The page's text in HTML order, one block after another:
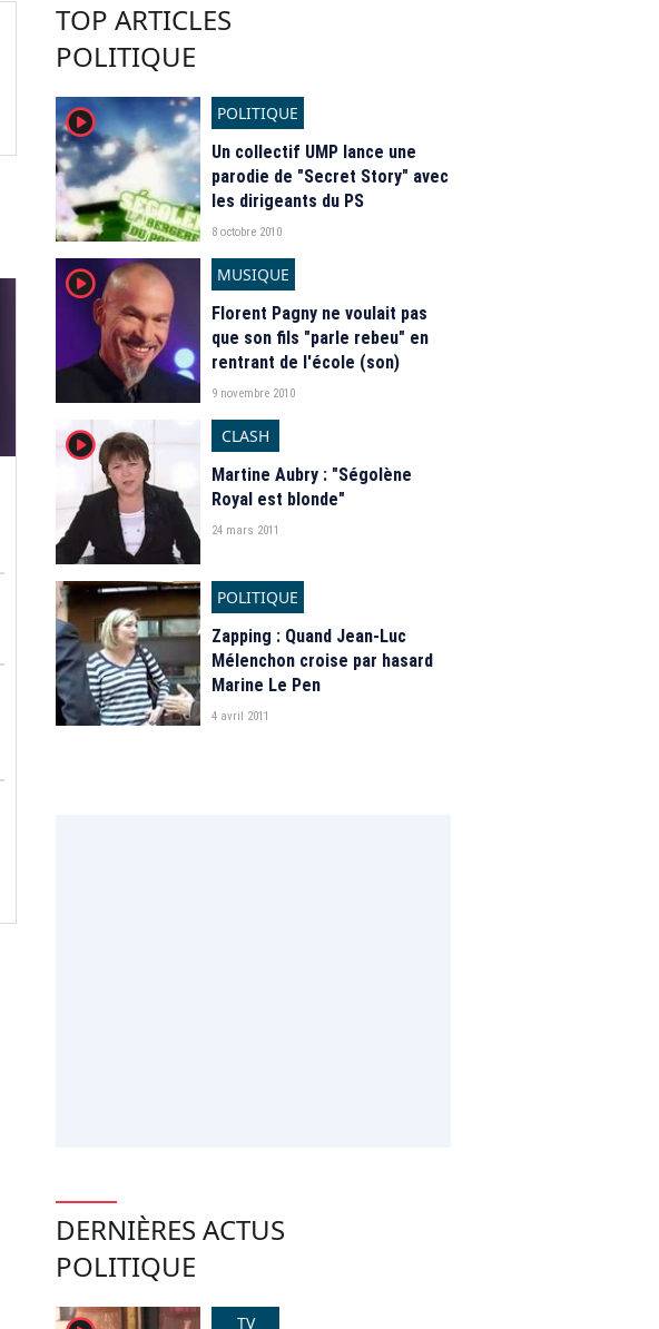
TOP ARTICLES
POLITIQUE
player2
POLITIQUE
Un collectif UMP lance une
parodie de "Secret Story" avec
les dirigeants du PS
8 octobre 2010
player2
MUSIQUE
Florent Pagny ne voulait pas
que son fils "parle rebeu" en
rentrant de l'école (son)
9 novembre 2010
player2
CLASH
Martine Aubry : "Ségolène
Royal est blonde"
24 mars 2011
POLITIQUE
Zapping : Quand Jean-Luc
Mélenchon croise par hasard
Marine Le Pen
4 avril 2011
DERNIÈRES ACTUS
POLITIQUE
TV